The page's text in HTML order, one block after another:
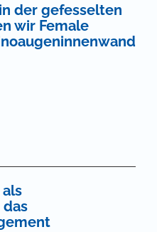
der gefesselten
wir Female